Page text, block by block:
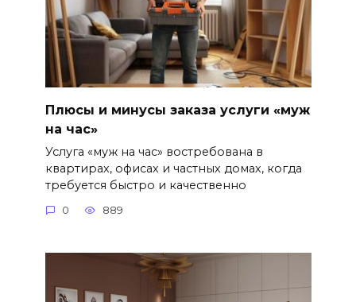
Плюсы и минусы заказа услуги «муж
на час»
Услуга «муж на час» востребована в
квартирах, офисах и частных домах, когда
требуется быстро и качественно
0 889